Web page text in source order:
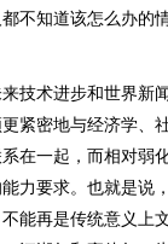
不知道该怎么办的
技术进步和世界新
紧密地与经济学、
在一起，而相对弱
力要求。也就是说
能再是传统意义上